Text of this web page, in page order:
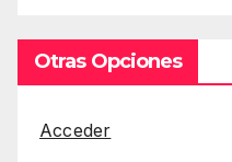
Otras Opciones
Acceder